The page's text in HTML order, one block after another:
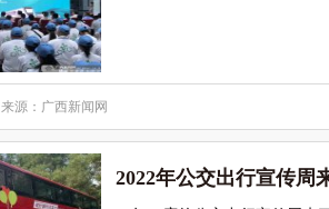
来源：广西新闻网
2022年公交出行宣传周